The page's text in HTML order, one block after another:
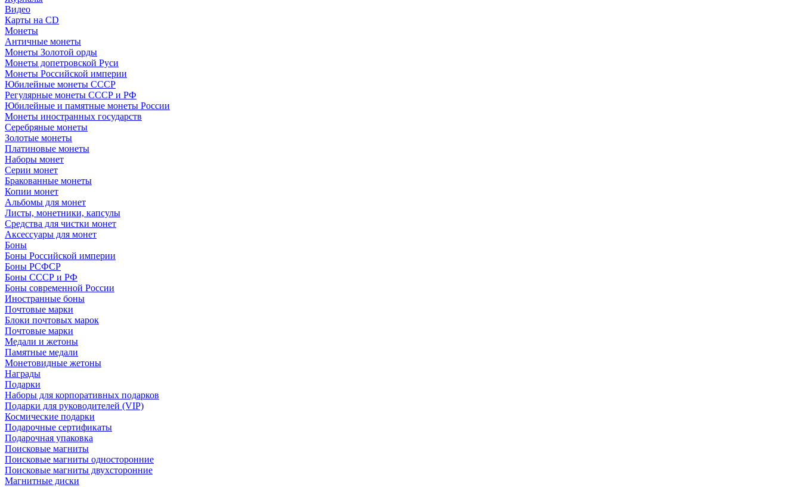
Видео
Карты на CD
Монеты
Античные монеты
Монеты Золотой орды
Монеты допетровской Руси
Монеты Российской империи
Юбилейные монеты СССР
Регулярные монеты СССР и РФ
Юбилейные и памятные монеты России
Монеты иностранных государств
Серебряные монеты
Золотые монеты
Платиновые монеты
Наборы монет
Серии монет
Бракованные монеты
Копии монет
Альбомы для монет
Листы, монетники, капсулы
Средства для чистки монет
Аксессуары для монет
Боны
Боны Российской империи
Боны РСФСР
Боны СССР и РФ
Боны современной России
Иностранные боны
Почтовые марки
Блоки почтовых марок
Почтовые марки
Медали и жетоны
Памятные медали
Монетовидные жетоны
Награды
Подарки
Наборы для корпоративных подарков
Подарки для руководителей (VIP)
Космические подарки
Подарочные сертификаты
Подарочная упаковка
Поисковые магниты
Поисковые магниты односторонние
Поисковые магниты двухсторонние
Магнитные диски